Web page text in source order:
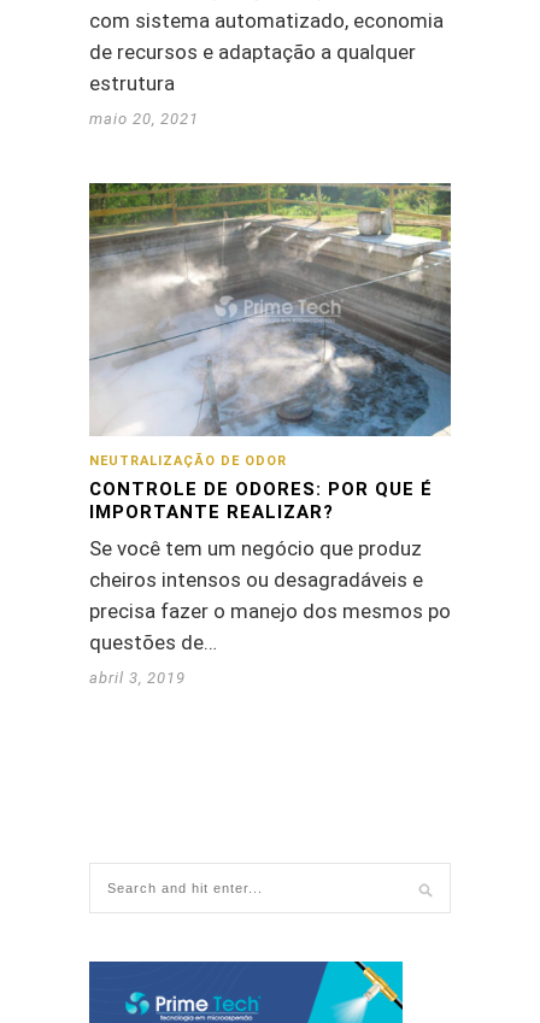
com sistema automatizado, economia
de recursos e adaptação a qualquer
estrutura
maio 20, 2021
NEUTRALIZAÇÃO DE ODOR
CONTROLE DE ODORES: POR QUE É
IMPORTANTE REALIZAR?
Se você tem um negócio que produz
cheiros intensos ou desagradáveis e
precisa fazer o manejo dos mesmos por
questões de…
abril 3, 2019